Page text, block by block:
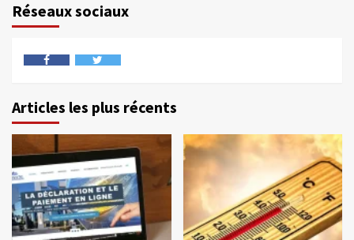
Réseaux sociaux
Articles les plus récents